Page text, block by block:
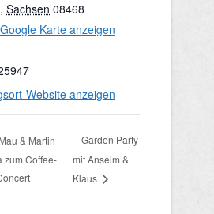
, Sachsen 08468
Google Karte anzeigen
Website anzeigen
& Martin
zum Coffee-
Garden Party
mit Anselm &
Klaus